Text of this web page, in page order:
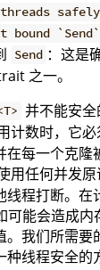
safely
bound
Send ：这是
之一。
并不能安
计数时，它
每一个克隆
用任何并发
线程打断。在
可能会造成内
。我们所需要
种线程安全的